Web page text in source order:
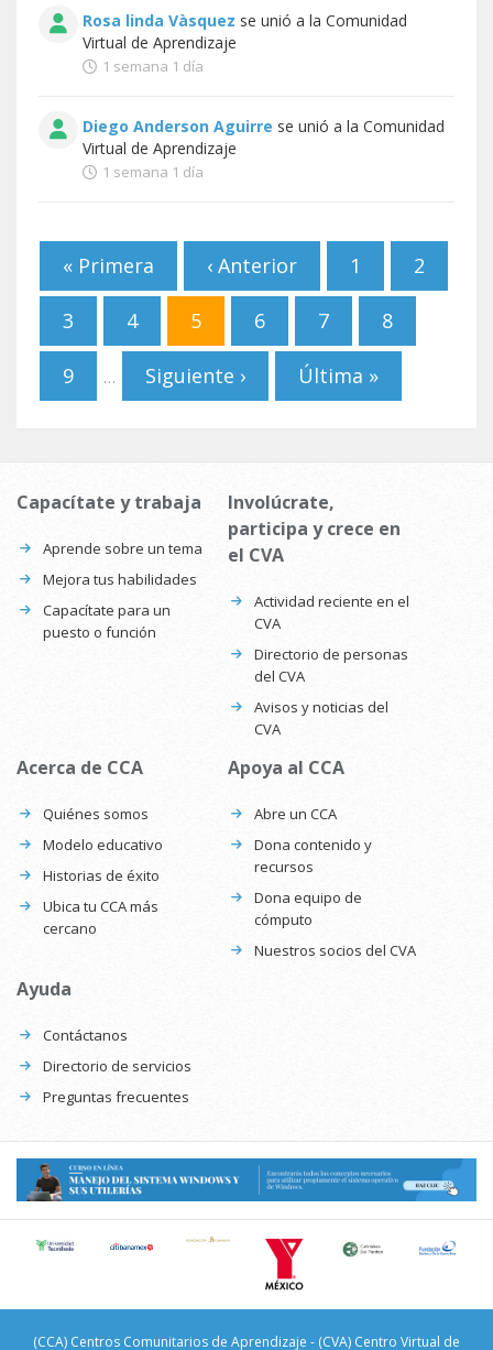
Rosa linda Vàsquez se unió a la Comunidad
Virtual de Aprendizaje
1 semana 1 día
Diego Anderson Aguirre se unió a la Comunidad
Virtual de Aprendizaje
1 semana 1 día
Páginas
« Primera ‹ Anterior 1 2
3 4 5 6 7 8
9 … Siguiente › Última »
Capacítate y trabaja
Aprende sobre un tema
Mejora tus habilidades
Capacítate para un
puesto o función
Involúcrate,
participa y crece en
el CVA
Actividad reciente en el
CVA
Directorio de personas
del CVA
Avisos y noticias del
CVA
Acerca de CCA
Quiénes somos
Modelo educativo
Historias de éxito
Ubica tu CCA más
cercano
Apoya al CCA
Abre un CCA
Dona contenido y
recursos
Dona equipo de
cómputo
Nuestros socios del CVA
Ayuda
Contáctanos
Directorio de servicios
Preguntas frecuentes
(CCA) Centros Comunitarios de Aprendizaje - (CVA) Centro Virtual de